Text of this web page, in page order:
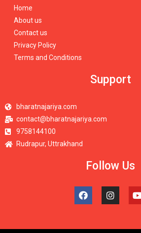
Home
About us
Contact us
Privacy Policy
Terms and Conditions
Support
bharatnajariya.com
contact@bharatnajariya.com
9758144100
Rudrapur, Uttrakhand
Follow Us